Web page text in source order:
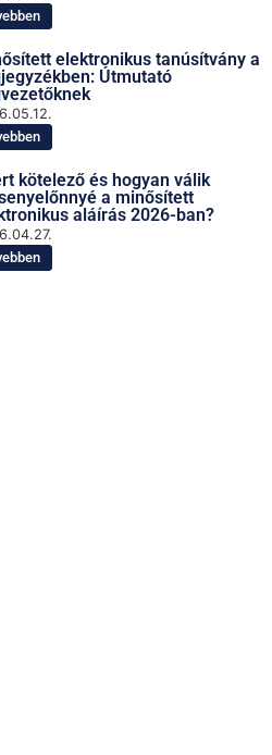
elektronikus tanúsítvány a
Útmutató
kötelező és hogyan válik
a minősített
aláírás 2026-ban?